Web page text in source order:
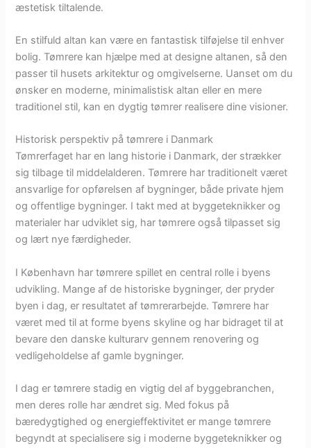
æstetisk tiltalende.
En stilfuld altan kan være en fantastisk tilføjelse til enhver
bolig. Tømrere kan hjælpe med at designe altanen, så den
passer til husets arkitektur og omgivelserne. Uanset om du
ønsker en moderne, minimalistisk altan eller en mere
traditionel stil, kan en dygtig tømrer realisere dine visioner.
Historisk perspektiv på tømrere i Danmark
Tømrerfaget har en lang historie i Danmark, der strækker
sig tilbage til middelalderen. Tømrere har traditionelt været
ansvarlige for opførelsen af bygninger, både private hjem
og offentlige bygninger. I takt med at byggeteknikker og
materialer har udviklet sig, har tømrere også tilpasset sig
og lært nye færdigheder.
I København har tømrere spillet en central rolle i byens
udvikling. Mange af de historiske bygninger, der pryder
byen i dag, er resultatet af tømrerarbejde. Tømrere har
været med til at forme byens skyline og har bidraget til at
bevare den danske kulturarv gennem renovering og
vedligeholdelse af gamle bygninger.
I dag er tømrere stadig en vigtig del af byggebranchen,
men deres rolle har ændret sig. Med fokus på
bæredygtighed og energieffektivitet er mange tømrere
begyndt at specialisere sig i moderne byggeteknikker og